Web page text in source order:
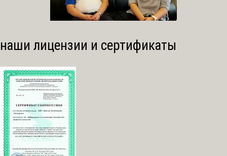
наши лицензии и сертификаты